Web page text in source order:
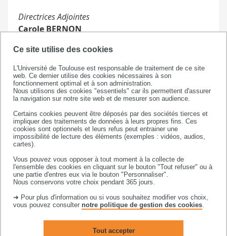
Ce site utilise des cookies
L'Université de Toulouse est responsable de traitement de ce site
web. Ce dernier utilise des cookies nécessaires à son
fonctionnement optimal et à son administration.
Nous utilisons des cookies "essentiels" car ils permettent d'assurer
la navigation sur notre site web et de mesurer son audience.
Certains cookies peuvent être déposés par des sociétés tierces et
impliquer des traitements de données à leurs propres fins. Ces
cookies sont optionnels et leurs refus peut entrainer une
impossibilité de lecture des éléments (exemples : vidéos, audios,
cartes).
Vous pouvez vous opposer à tout moment à la collecte de
l'ensemble des cookies en cliquant sur le bouton "Tout refuser" ou à
une partie d'entres eux via le bouton "Personnaliser".
Nous conservons votre choix pendant 365 jours.
➜ Pour plus d'information ou si vous souhaitez modifier vos choix,
vous pouvez consulter notre politique de gestion des cookies
Tout accepter
Directrices Adjointes
Carole BERNON
Christine ROCHANGE
Tél : 05.61.55.69.29
Secrétariat
Manuella RODRIGUES
Bât. 3R1b2 - 3ème étage - Porte 382
Tél. 05.61.55.74.53
Site Informatique
Département IRES